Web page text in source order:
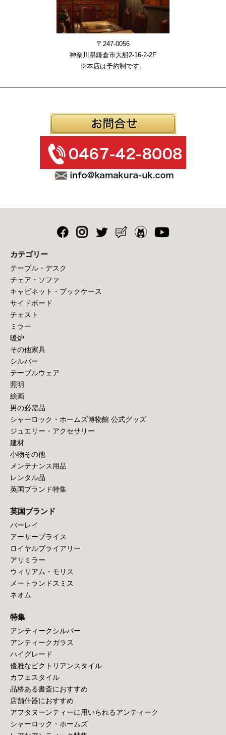
〒247-0056
神奈川県鎌倉市大船2-16-2-2F
※本店は予約制です。
カテゴリー
テーブル・デスク
チェア・ソファ
キャビネット・ブックケース
サイドボード
チェスト
ミラー
暖炉
その他家具
シルバー
テーブルウェア
照明
絵画
男の必需品
シャーロック・ホームズ博物館 公式グッズ
ジュエリー・アクセサリー
建材
小物その他
メンテナンス用品
レンタル品
英国ブランド特集
英国ブランド
バーレイ
アーサープライス
ロイヤルブライアリー
アリミラー
ウィリアム・モリス
メートランドスミス
ネオム
特集
アンティークシルバー
アンティークガラス
ハイグレード
優雅なビクトリアンスタイル
カフェスタイル
品格ある書斎におすすめ
店舗什器におすすめ
アフタヌーンティーに用いられるアンティーク
シャーロック・ホームズ